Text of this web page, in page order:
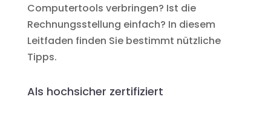
Computertools verbringen? Ist die
Rechnungsstellung einfach? In diesem
Leitfaden finden Sie bestimmt nützliche
Tipps.
Als hochsicher zertifiziert